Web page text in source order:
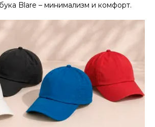
Blare – минимализм и комфорт.